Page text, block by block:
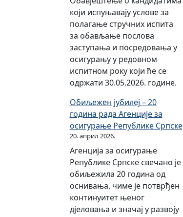
који испуњавају услове за
полагање стручних испита
за обављање послова
заступања и посредовања у
осигурању у редовном
испитном року који ће се
одржати 30.05.2026. године.
Обиљежен јубилеј – 20
година рада Агенције за
осигурање Републике Српске
20. април 2026.
Агенција за осигурање
Републике Српске свечано је
обиљежила 20 година од
оснивања, чиме је потврђен
континуитет њеног
дјеловања и значај у развоју